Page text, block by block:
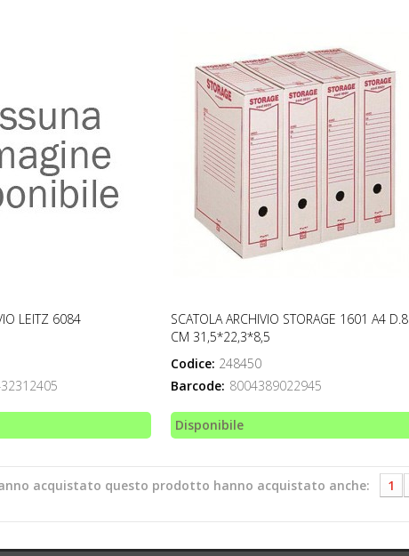
LEITZ 6084
SCATOLA ARCHIVIO STORAGE 1601 A4 D.8
CM 31,5*22,3*8,5
Codice: 248450
Barcode: 8004389022945
Disponibile
acquistato questo prodotto hanno acquistato anche: 1